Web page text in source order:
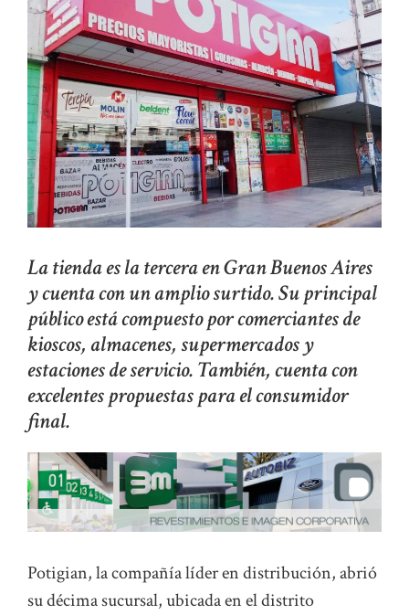
La tienda es la tercera en Gran Buenos Aires
y cuenta con un amplio surtido. Su principal
público está compuesto por comerciantes de
kioscos, almacenes, supermercados y
estaciones de servicio. También, cuenta con
excelentes propuestas para el consumidor
final.
Potigian, la compañía líder en distribución, abrió
su décima sucursal, ubicada en el distrito